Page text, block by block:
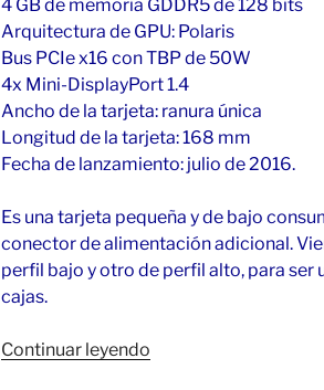
4 GB de memoria GDDR5 de 128 bits
Arquitectura de GPU: Polaris
Bus PCIe x16 con TBP de 50W
4x Mini-DisplayPort 1.4
Ancho de la tarjeta: ranura única
Longitud de la tarjeta: 168 mm
Fecha de lanzamiento: julio de 2016.
Es una tarjeta pequeña y de bajo
conector de alimentación adicional.
perfil bajo y otro de perfil alto, para
cajas.
Continuar leyendo